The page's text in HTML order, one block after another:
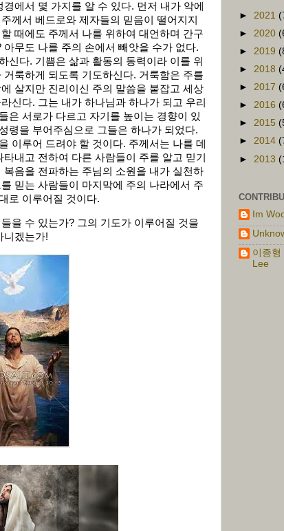
에서 몇 가지를 알 수 있다. 먼저 내가 악에
께서 베드로와 제자들의 믿음이 떨어지지
때에도 주께서 나를 위하여 대언하며 간구
무도 나를 주의 손에서 빼앗을 수가 없다.
신다. 기쁨은 삶과 활동의 동력이라 이를 위
룩하게 되도록 기도하신다. 거룩함은 주를
살지만 진리이신 주의 말씀을 붙잡고 세상
신다. 그는 내가 하나님과 하나가 되고 우리
은 서로가 다르고 자기를 높이는 경향이 있
령을 부어주심으로 그들은 하나가 되었다.
이루어 드려야 할 것이다. 주께서는 나를 데
내고 전하여 다른 사람들이 주를 알고 믿기
음을 전파하는 주님의 소원을 내가 실천하
믿는 사람들이 마지막에 주의 나라에서 주
로 이루어질 것이다.
을 수 있는가? 그의 기도가 이루어질 것을
니겠는가!
► 2021
► 2020
► 2019
► 2018
► 2017
► 2016
► 2015
► 2014
► 2013
Im
이종형
Lee